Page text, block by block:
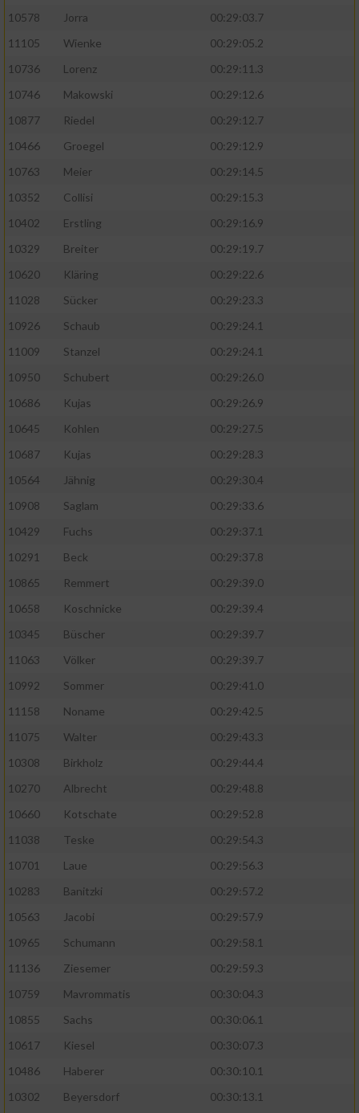
10578 Jorra
00:29:03.7
11105
Wienke
00:29:05.2
10736
Lorenz
00:29:11.3
10746
Makowski
00:29:12.6
10877
Riedel
00:29:12.7
10466
Groegel
00:29:12.9
10763
Meier
00:29:14.5
10352
Collisi
00:29:15.3
10402
Erstling
00:29:16.9
10329
Breiter
00:29:19.7
10620
Kläring
00:29:22.6
11028
Sücker
00:29:23.3
10926
Schaub
00:29:24.1
11009
Stanzel
00:29:24.1
10950
Schubert
00:29:26.0
10686
Kujas
00:29:26.9
10645
Kohlen
00:29:27.5
10687
Kujas
00:29:28.3
10564
Jähnig
00:29:30.4
10908
Saglam
00:29:33.6
10429
Fuchs
00:29:37.1
10291
Beck
00:29:37.8
10865
Remmert
00:29:39.0
10658
Koschnicke
00:29:39.4
10345
Büscher
00:29:39.7
11063
Völker
00:29:39.7
10992
Sommer
00:29:41.0
11158
Noname
00:29:42.5
11075
Walter
00:29:43.3
10308
Birkholz
00:29:44.4
10270
Albrecht
00:29:48.8
10660
Kotschate
00:29:52.8
11038
Teske
00:29:54.3
10701
Laue
00:29:56.3
10283
Banitzki
00:29:57.2
10563
Jacobi
00:29:57.9
10965
Schumann
00:29:58.1
11136
Ziesemer
00:29:59.3
10759
Mavrommatis
00:30:04.3
10855
Sachs
00:30:06.1
10617
Kiesel
00:30:07.3
10486
Haberer
00:30:10.1
10302
Beyersdorf
00:30:13.1